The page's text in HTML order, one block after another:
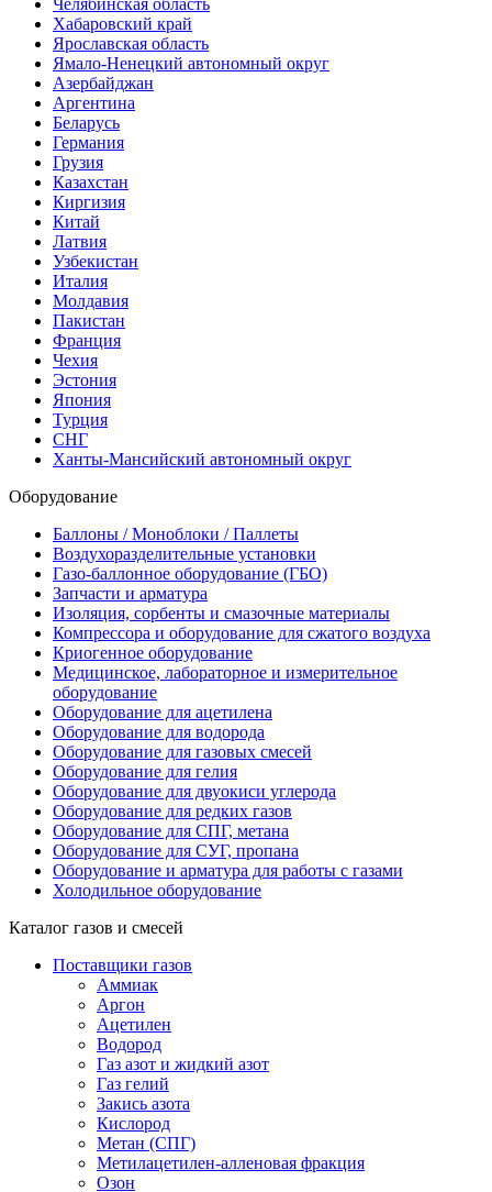
Челябинская область
Хабаровский край
Ярославская область
Ямало-Ненецкий автономный округ
Азербайджан
Аргентина
Беларусь
Германия
Грузия
Казахстан
Киргизия
Китай
Латвия
Узбекистан
Италия
Молдавия
Пакистан
Франция
Чехия
Эстония
Япония
Турция
СНГ
Ханты-Мансийский автономный округ
Оборудование
Баллоны / Моноблоки / Паллеты
Воздухоразделительные установки
Газо-баллонное оборудование (ГБО)
Запчасти и арматура
Изоляция, сорбенты и смазочные материалы
Компрессора и оборудование для сжатого воздуха
Криогенное оборудование
Медицинское, лабораторное и измерительное
оборудование
Оборудование для ацетилена
Оборудование для водорода
Оборудование для газовых смесей
Оборудование для гелия
Оборудование для двуокиси углерода
Оборудование для редких газов
Оборудование для СПГ, метана
Оборудование для СУГ, пропана
Оборудование и арматура для работы с газами
Холодильное оборудование
Каталог газов и смесей
Поставщики газов
Аммиак
Аргон
Ацетилен
Водород
Газ азот и жидкий азот
Газ гелий
Закись азота
Кислород
Метан (СПГ)
Метилацетилен-алленовая фракция
Озон